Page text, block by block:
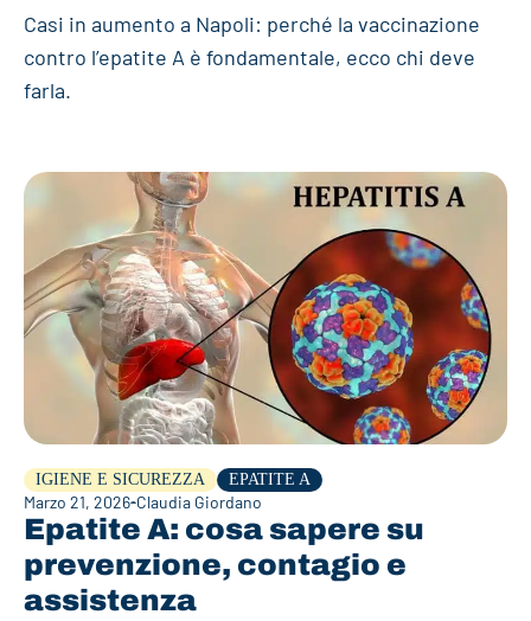
Casi in aumento a Napoli: perché la vaccinazione
contro l’epatite A è fondamentale, ecco chi deve
farla.
IGIENE E SICUREZZA EPATITE A
Marzo 21, 2026 Claudia Giordano
Epatite A: cosa sapere su
prevenzione, contagio e
assistenza